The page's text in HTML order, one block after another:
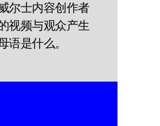
尔士内容创作者
视频与观众产生
语是什么。